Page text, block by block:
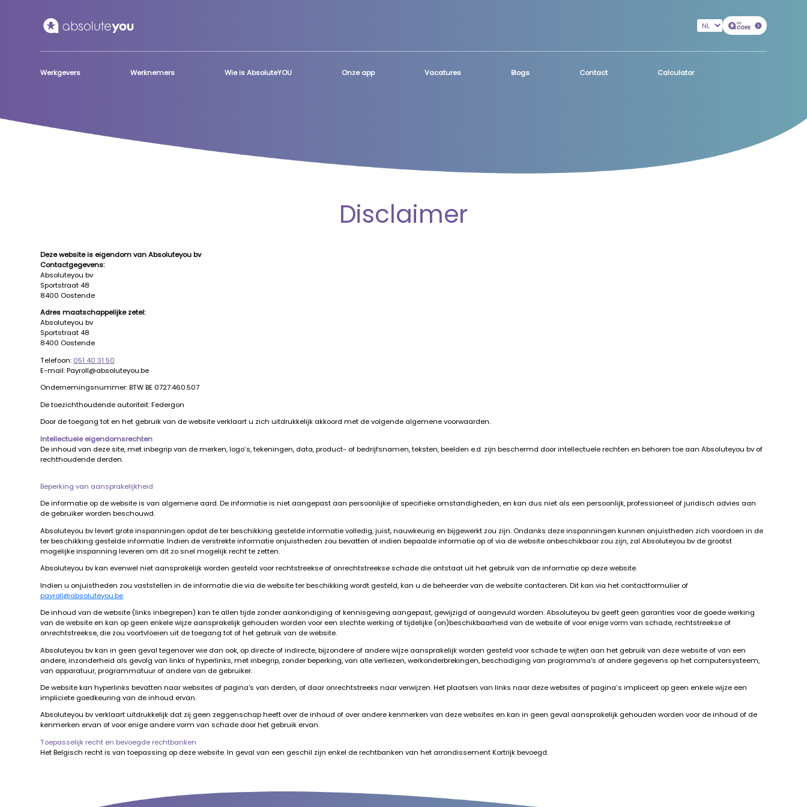
Werkgevers Werknemers Wie is AbsoluteYOU Onze app Vacatures Blogs Contact Calculator
Disclaimer
Deze website is eigendom van Absoluteyou bv
Contactgegevens:
Absoluteyou bv
Sportstraat 48
8400 Oostende
Adres maatschappelijke zetel:
Absoluteyou bv
Sportstraat 48
8400 Oostende
Telefoon: 051 40 31 50
E-mail: Payroll@absoluteyou.be
Ondernemingsnummer: BTW BE 0727.460.507
De toezichthoudende autoriteit: Federgon
Door de toegang tot en het gebruik van de website verklaart u zich uitdrukkelijk akkoord met de volgende algemene voorwaarden.
Intellectuele eigendomsrechten
De inhoud van deze site, met inbegrip van de merken, logo’s, tekeningen, data, product- of bedrijfsnamen, teksten, beelden e.d. zijn beschermd door intellectuele rechten en behoren toe aan Absoluteyou bv of
rechthoudende derden.
Beperking van aansprakelijkheid
De informatie op de website is van algemene aard. De informatie is niet aangepast aan persoonlijke of specifieke omstandigheden, en kan dus niet als een persoonlijk, professioneel of juridisch advies aan
de gebruiker worden beschouwd.
Absoluteyou bv levert grote inspanningen opdat de ter beschikking gestelde informatie volledig, juist, nauwkeurig en bijgewerkt zou zijn. Ondanks deze inspanningen kunnen onjuistheden zich voordoen in de
ter beschikking gestelde informatie. Indien de verstrekte informatie onjuistheden zou bevatten of indien bepaalde informatie op of via de website onbeschikbaar zou zijn, zal Absoluteyou bv de grootst
mogelijke inspanning leveren om dit zo snel mogelijk recht te zetten.
Absoluteyou bv kan evenwel niet aansprakelijk worden gesteld voor rechtstreekse of onrechtstreekse schade die ontstaat uit het gebruik van de informatie op deze website.
Indien u onjuistheden zou vaststellen in de informatie die via de website ter beschikking wordt gesteld, kan u de beheerder van de website contacteren. Dit kan via het contactformulier of
payroll@absoluteyou.be
De inhoud van de website (links inbegrepen) kan te allen tijde zonder aankondiging of kennisgeving aangepast, gewijzigd of aangevuld worden. Absoluteyou bv geeft geen garanties voor de goede werking
van de website en kan op geen enkele wijze aansprakelijk gehouden worden voor een slechte werking of tijdelijke (on)beschikbaarheid van de website of voor enige vorm van schade, rechtstreekse of
onrechtstreekse, die zou voortvloeien uit de toegang tot of het gebruik van de website.
Absoluteyou bv kan in geen geval tegenover wie dan ook, op directe of indirecte, bijzondere of andere wijze aansprakelijk worden gesteld voor schade te wijten aan het gebruik van deze website of van een
andere, inzonderheid als gevolg van links of hyperlinks, met inbegrip, zonder beperking, van alle verliezen, werkonderbrekingen, beschadiging van programma's of andere gegevens op het computersysteem,
van apparatuur, programmatuur of andere van de gebruiker.
De website kan hyperlinks bevatten naar websites of pagina's van derden, of daar onrechtstreeks naar verwijzen. Het plaatsen van links naar deze websites of pagina’s impliceert op geen enkele wijze een
impliciete goedkeuring van de inhoud ervan.
Absoluteyou bv verklaart uitdrukkelijk dat zij geen zeggenschap heeft over de inhoud of over andere kenmerken van deze websites en kan in geen geval aansprakelijk gehouden worden voor de inhoud of de
kenmerken ervan of voor enige andere vorm van schade door het gebruik ervan.
Toepasselijk recht en bevoegde rechtbanken
Het Belgisch recht is van toepassing op deze website. In geval van een geschil zijn enkel de rechtbanken van het arrondissement Kortrijk bevoegd.